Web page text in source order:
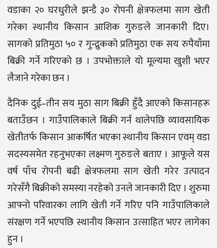
वडाका २० घरधुरीले झन्डै ३० रोपनी क्षेत्रफलमा साग खेती
गरेका स्थानीय किसान आशिक गुरुङले जानकारी दिए।
सागको प्रतिमुठा ५० र गुन्द्रुकको प्रतिमुठा एक सय रुपैयाँमा
बिक्री गर्ने गरिएको छ । उपभोक्ताले यो मूल्यमा खुशी भएर
लैजाने गरेका छन ।
दैनिक दुई–तीन सय मुठा साग बिक्री हुँदै आएको किसानहरू
बताउँछन । गाउँपालिकाले बिक्री गर्न थालेपछि व्यावसायिक
खेतीतर्फ किसान आकर्षित भएका स्थानीय किसान एवम् वडा
सदस्यसमेत रहनुभएका लक्ष्मण गुरुङले बताए । आफूले यस
वर्ष पाँच रोपनी बढी क्षेत्रफलमा साग खेती गरेर उत्पादन
गरेसँगै बिक्रीको समस्या नरहेको उनले जानकारी दिए । शुरुमा
आफ्नो परिवारका लागि खेती गर्ने गरिए पनि गाउँपालिकाले
संरक्षण गर्ने भएपछि स्थानीय किसान उत्साहित भएर लागेका
हुन ।